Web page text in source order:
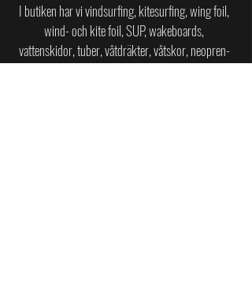
I butiken har vi vindsurfing, kitesurfing, wing foil,
wind- och kite foil, SUP, wakeboards,
vattenskidor, tuber, våtdräkter, våtskor, neopren-
tillbehör, kajaker och jollar av toppkvalitet till